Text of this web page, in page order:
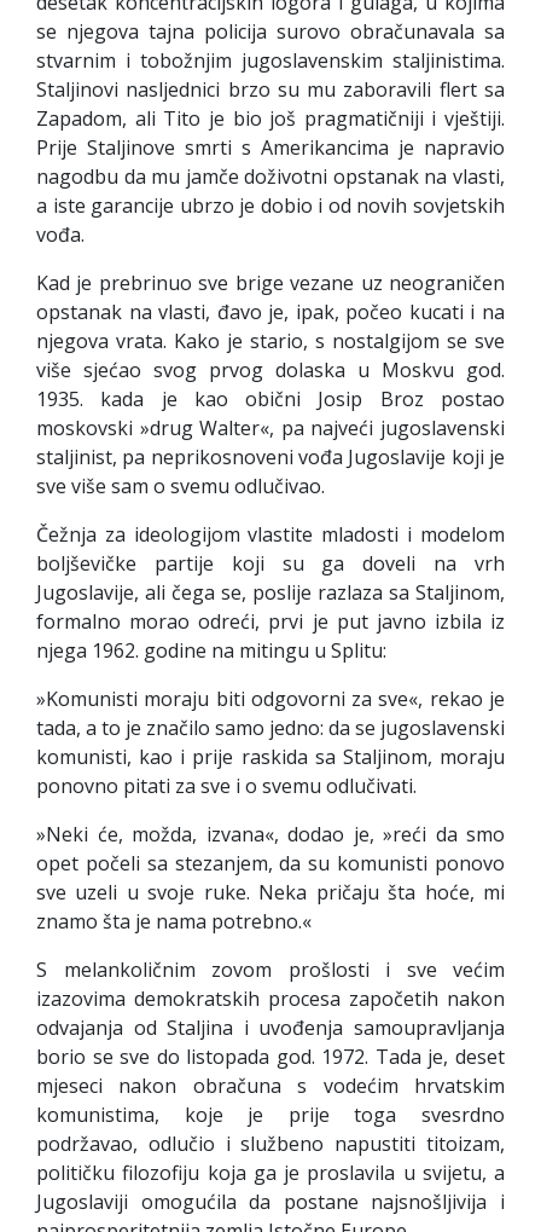
se njegova tajna policija surovo obračunavala sa
stvarnim i tobožnjim jugoslavenskim staljinistima.
Staljinovi nasljednici brzo su mu zaboravili flert sa
Zapadom, ali Tito je bio još pragmatičniji i vještiji.
Prije Staljinove smrti s Amerikancima je napravio
nagodbu da mu jamče doživotni opstanak na vlasti,
a iste garancije ubrzo je dobio i od novih sovjetskih
vođa.
Kad je prebrinuo sve brige vezane uz neograničen
opstanak na vlasti, đavo je, ipak, počeo kucati i na
njegova vrata. Kako je stario, s nostalgijom se sve
više sjećao svog prvog dolaska u Moskvu god.
1935. kada je kao obični Josip Broz postao
moskovski »drug Walter«, pa najveći jugoslavenski
staljinist, pa neprikosnoveni vođa Jugoslavije koji je
sve više sam o svemu odlučivao.
Čežnja za ideologijom vlastite mladosti i modelom
boljševičke partije koji su ga doveli na vrh
Jugoslavije, ali čega se, poslije razlaza sa Staljinom,
formalno morao odreći, prvi je put javno izbila iz
njega 1962. godine na mitingu u Splitu:
»Komunisti moraju biti odgovorni za sve«, rekao je
tada, a to je značilo samo jedno: da se jugoslavenski
komunisti, kao i prije raskida sa Staljinom, moraju
ponovno pitati za sve i o svemu odlučivati.
»Neki će, možda, izvana«, dodao je, »reći da smo
opet počeli sa stezanjem, da su komunisti ponovo
sve uzeli u svoje ruke. Neka pričaju šta hoće, mi
znamo šta je nama potrebno.«
S melankoličnim zovom prošlosti i sve većim
izazovima demokratskih procesa započetih nakon
odvajanja od Staljina i uvođenja samoupravljanja
borio se sve do listopada god. 1972. Tada je, deset
mjeseci nakon obračuna s vodećim hrvatskim
komunistima, koje je prije toga svesrdno
podržavao, odlučio i službeno napustiti titoizam,
političku filozofiju koja ga je proslavila u svijetu, a
Jugoslaviji omogućila da postane najsnošljivija i